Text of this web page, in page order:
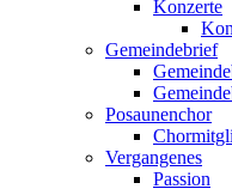
Konzerte
Gemeindebrief
Posaunenchor
Vergangenes
Passion